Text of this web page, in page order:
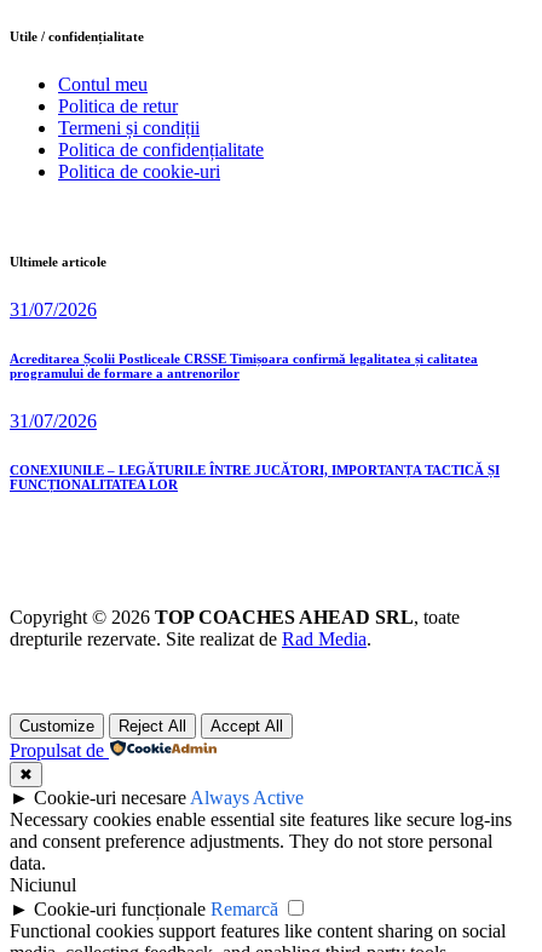
Utile / confidențialitate
Contul meu
Politica de retur
Termeni și condiții
Politica de confidențialitate
Politica de cookie-uri
Ultimele articole
31/07/2026
Acreditarea Școlii Postliceale CRSSE Timișoara confirmă legalitatea și calitatea
programului de formare a antrenorilor
31/07/2026
CONEXIUNILE – LEGĂTURILE ÎNTRE JUCĂTORI, IMPORTANȚA TACTICĂ ȘI
FUNCȚIONALITATEA LOR
Copyright © 2026 TOP COACHES AHEAD SRL, toate
drepturile rezervate. Site realizat de Rad Media.
Customize Reject All Accept All
Propulsat de
✖
► Cookie-uri necesare Always Active
Necessary cookies enable essential site features like secure log-ins
and consent preference adjustments. They do not store personal
data.
Niciunul
► Cookie-uri funcționale Remarcă
Functional cookies support features like content sharing on social